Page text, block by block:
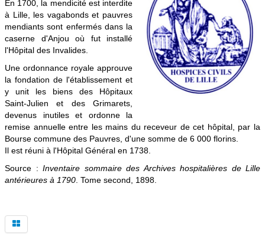
Patrimoine médical
Contact
En 1700, la mendicité est interdite
à Lille, les vagabonds et pauvres
mendiants sont enfermés dans la
caserne d'Anjou où fut installé
l'Hôpital des Invalides.
Une ordonnance royale approuve
la fondation de l'établissement et
y unit les biens des Hôpitaux
Saint-Julien et des Grimarets,
devenus inutiles et ordonne la
remise annuelle entre les mains du receveur de cet hôpital, par la
Bourse commune des Pauvres, d'une somme de 6 000 florins.
Il est réuni à l'Hôpital Général en 1738.
Source : Inventaire sommaire des Archives hospitalières de Lille
antérieures à 1790 . Tome second, 1898.